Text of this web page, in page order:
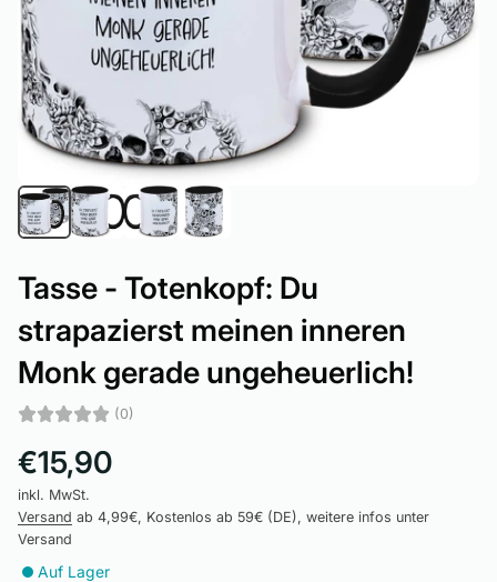
Tasse - Totenkopf: Du
strapazierst meinen inneren
Monk gerade ungeheuerlich!
(0)
€15,90
inkl. MwSt.
Versand ab 4,99€, Kostenlos ab 59€ (DE), weitere infos unter
Versand
Auf Lager